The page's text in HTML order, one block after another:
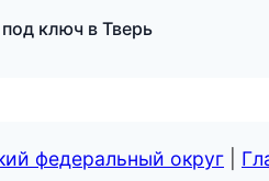
ключ в Тверь
федеральный округ